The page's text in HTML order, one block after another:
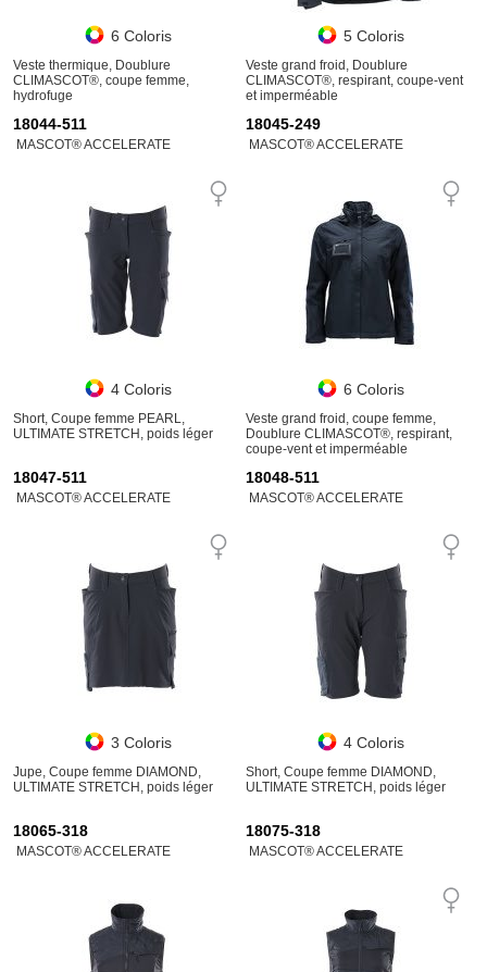
6 Coloris
Veste thermique, Doublure
CLIMASCOT®, coupe femme,
hydrofuge
5 Coloris
Veste grand froid, Doublure
CLIMASCOT®, respirant, coupe-vent
et imperméable
18044-511
MASCOT® ACCELERATE
4 Coloris
Short, Coupe femme PEARL,
ULTIMATE STRETCH, poids léger
18045-249
MASCOT® ACCELERATE
6 Coloris
Veste grand froid, coupe femme,
Doublure CLIMASCOT®, respirant,
coupe-vent et imperméable
18047-511
MASCOT® ACCELERATE
3 Coloris
Jupe, Coupe femme DIAMOND,
ULTIMATE STRETCH, poids léger
18048-511
MASCOT® ACCELERATE
4 Coloris
Short, Coupe femme DIAMOND,
ULTIMATE STRETCH, poids léger
18065-318
MASCOT® ACCELERATE
18075-318
MASCOT® ACCELERATE